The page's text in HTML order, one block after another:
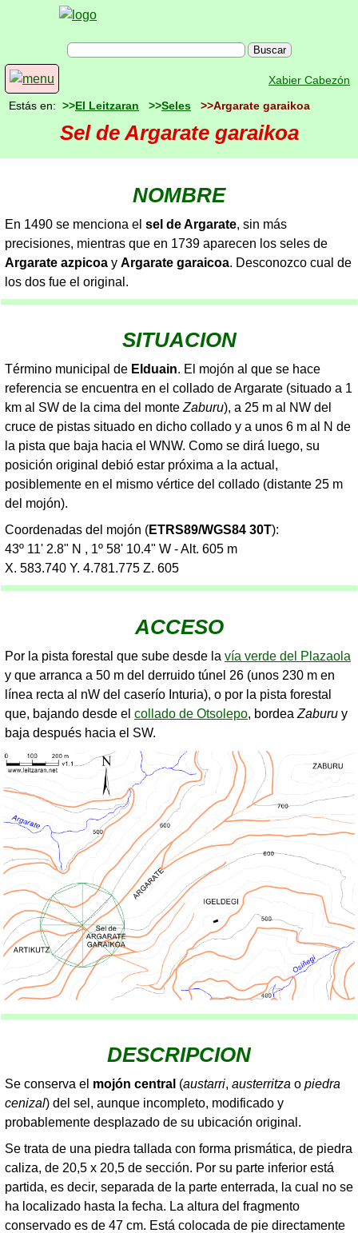
Xabier Cabezón
Estás en: >> El Leitzaran >>Seles >>Argarate garaikoa
Sel de Argarate garaikoa
NOMBRE
En 1490 se menciona el sel de Argarate, sin más
precisiones, mientras que en 1739 aparecen los seles de
Argarate azpicoa y Argarate garaicoa. Desconozco cual de
los dos fue el original.
SITUACION
Término municipal de Elduain. El mojón al que se hace
referencia se encuentra en el collado de Argarate (situado a 1
km al SW de la cima del monte Zaburu), a 25 m al NW del
cruce de pistas situado en dicho collado y a unos 6 m al N de
la pista que baja hacia el WNW. Como se dirá luego, su
posición original debió estar próxima a la actual,
posiblemente en el mismo vértice del collado (distante 25 m
del mojón).
Coordenadas del mojón (ETRS89/WGS84 30T):
43º 11' 2.8" N , 1º 58' 10.4" W - Alt. 605 m
X. 583.740 Y. 4.781.775 Z. 605
ACCESO
Por la pista forestal que sube desde la vía verde del Plazaola
y que arranca a 50 m del derruido túnel 26 (unos 230 m en
línea recta al nW del caserío Inturia), o por la pista forestal
que, bajando desde el collado de Otsolepo, bordea Zaburu y
baja después hacia el SW.
DESCRIPCION
Se conserva el mojón central (austarri, austerritza o piedra
cenizal) del sel, aunque incompleto, modificado y
probablemente desplazado de su ubicación original.
Se trata de una piedra tallada con forma prismática, de piedra
caliza, de 20,5 x 20,5 de sección. Por su parte inferior está
partida, es decir, separada de la parte enterrada, la cual no se
ha localizado hasta la fecha. La altura del fragmento
conservado es de 47 cm. Está colocada de pie directamente